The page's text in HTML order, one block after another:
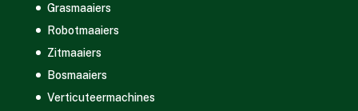
Grasmaaiers
Robotmaaiers
Zitmaaiers
Bosmaaiers
Verticuteermachines